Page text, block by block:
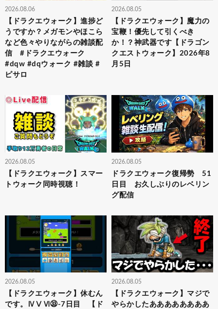
2026.08.06
【ドラクエウォーク】進捗ど
うですか？メガモンやほこら
など色々やりながらの雑談配
信 #ドラクエウォーク
#dqw #dqウォーク #雑談 #
ピサロ
2026.08.05
【ドラクエウォーク】魔力の
宝鞭！優先して引くべき
か！？神武器です【ドラゴン
クエストウォーク】2026年8
月5日
2026.08.05
【ドラクエウォーク】スマー
トウォーク同時視聴！
2026.08.05
ドラクエウォーク復帰勢 51
日目 お久しぶりのレベリン
グ配信
2026.08.05
【ドラクエウォーク】休むん
です。ⅣⅤⅥ㉝-7日目 【ド
2026.08.05
【ドラクエウォーク】マジで
やらかしたああああああああ